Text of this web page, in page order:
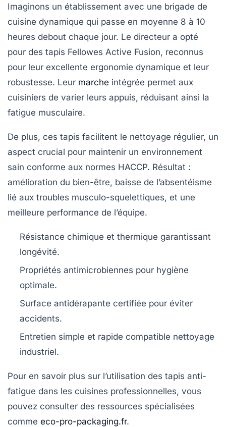
Imaginons un établissement avec une brigade de
cuisine dynamique qui passe en moyenne 8 à 10
heures debout chaque jour. Le directeur a opté
pour des tapis Fellowes Active Fusion, reconnus
pour leur excellente ergonomie dynamique et leur
robustesse. Leur marche intégrée permet aux
cuisiniers de varier leurs appuis, réduisant ainsi la
fatigue musculaire.
De plus, ces tapis facilitent le nettoyage régulier, un
aspect crucial pour maintenir un environnement
sain conforme aux normes HACCP. Résultat :
amélioration du bien-être, baisse de l’absentéisme
lié aux troubles musculo-squelettiques, et une
meilleure performance de l’équipe.
Résistance chimique et thermique garantissant
longévité.
Propriétés antimicrobiennes pour hygiène
optimale.
Surface antidérapante certifiée pour éviter
accidents.
Entretien simple et rapide compatible nettoyage
industriel.
Pour en savoir plus sur l’utilisation des tapis anti-
fatigue dans les cuisines professionnelles, vous
pouvez consulter des ressources spécialisées
comme eco-pro-packaging.fr.